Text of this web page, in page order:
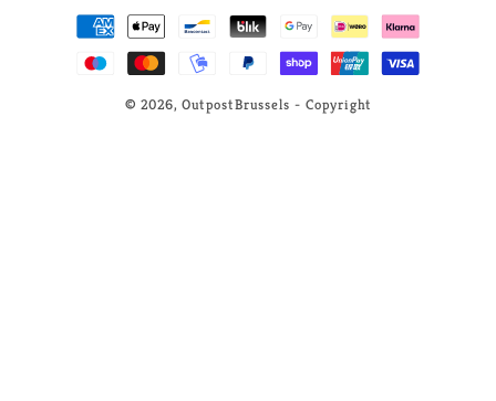
Moyens
de
paiement
© 2026,OutpostBrussels - Copyright